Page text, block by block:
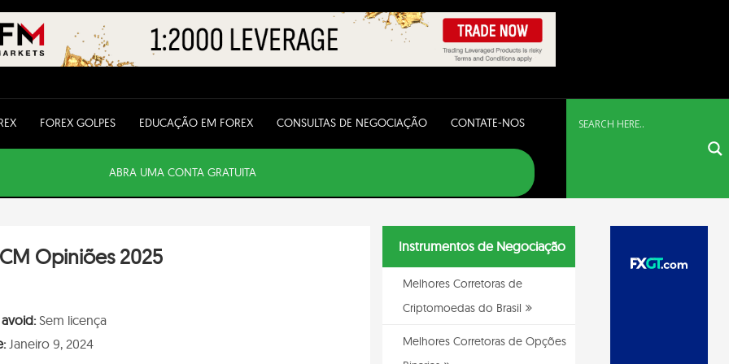
FOREX GOLPES EDUCAÇÃO EM FOREX CONSULTAS DE NEGOCIAÇÃO CONTATE-NOS
ABRA UMA CONTA GRATUITA
Opiniões 2025
Sem licença
Janeiro 9, 2024
Instrumentos de Negociação
Melhores Corretoras de
Criptomoedas do Brasil
Melhores Corretoras de Opções